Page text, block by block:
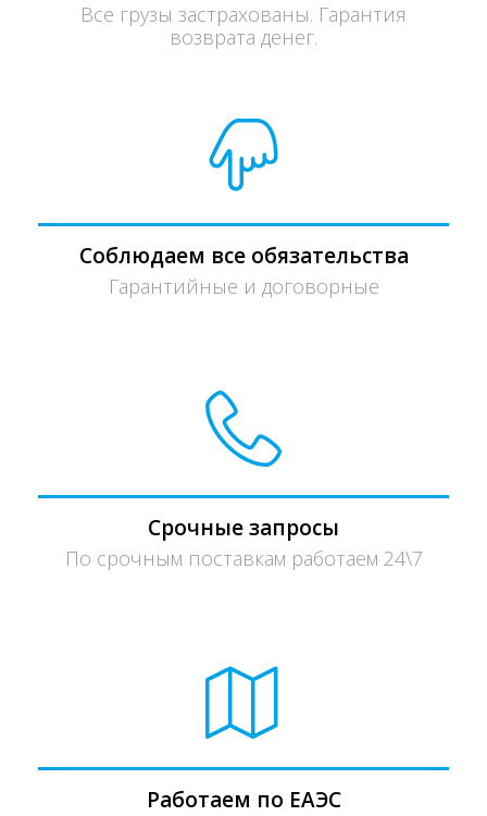
Все грузы застрахованы. Гарантия
возврата денег.
Соблюдаем все обязательства
Гарантийные и договорные
Срочные запросы
По срочным поставкам работаем 24\7
Работаем по ЕАЭС